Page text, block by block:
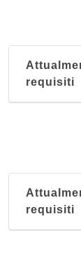
requisiti
requisiti